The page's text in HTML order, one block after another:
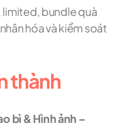
bundle quà
hóa và kiểm soát
thành
bì & Hình ảnh –